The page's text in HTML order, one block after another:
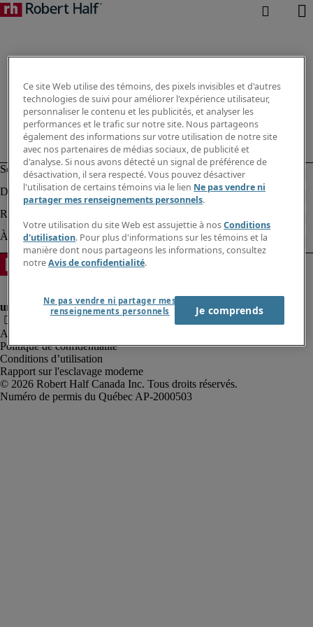
Alerte à la fraude
Politique de confidentialité
Conditions d’utilisation
Rapport sur l'esclavage moderne
Robert Half Canada Inc. Tous droits réservés.
Ce site Web utilise des témoins, des pixels invisibles et d'autres
technologies de suivi pour améliorer l'expérience utilisateur,
personnaliser le contenu et les publicités, et analyser les
performances et le trafic sur notre site. Nous partageons
également des informations sur votre utilisation de notre site
avec nos partenaires de médias sociaux, de publicité et
d'analyse. Si nous avons détecté un signal de préférence de
désactivation, il sera respecté. Vous pouvez désactiver
l'utilisation de certains témoins via le lien Ne pas vendre ni
partager mes renseignements personnels.
Votre utilisation du site Web est assujettie à nosConditions
d'utilisation. Pour plus d'informations sur les témoins et la
manière dont nous partageons les informations, consultez
notreAvis de confidentialité.
Ne pas vendre ni partager mes
renseignements personnels
Je comprends